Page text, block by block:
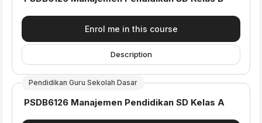
Enrol me in this course
Description
Pendidikan Guru Sekolah Dasar
Course name
PSDB6126 Manajemen Pendidikan SD Kelas A